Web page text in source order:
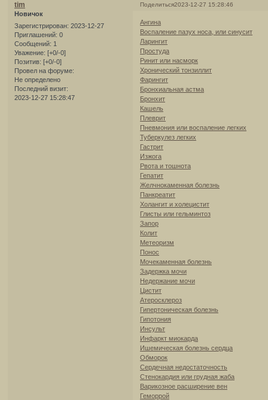
Поделиться2023-12-27 15:28:46
tim
Новичок
Зарегистрирован: 2023-12-27
Приглашений: 0
Сообщений: 1
Уважение: [+0/-0]
Позитив: [+0/-0]
Провел на форуме:
Не определено
Последний визит:
2023-12-27 15:28:47
Ангина
Воспаление пазух носа, или синусит
Ларингит
Простуда
Ринит или насморк
Хронический тонзиллит
Фарингит
Бронхиальная астма
Бронхит
Кашель
Плеврит
Пневмония или воспаление легких
Туберкулез легких
Гастрит
Изжога
Рвота и тошнота
Гепатит
Желчнокаменная болезнь
Панкреатит
Холангит и холецистит
Глисты или гельминтоз
Запор
Колит
Метеоризм
Понос
Мочекаменная болезнь
Задержка мочи
Недержание мочи
Цистит
Атеросклероз
Гипертоническая болезнь
Гипотония
Инсульт
Инфаркт миокарда
Ишемическая болезнь сердца
Обморок
Сердечная недостаточность
Стенокардия или грудная жаба
Варикозное расширение вен
Геморрой